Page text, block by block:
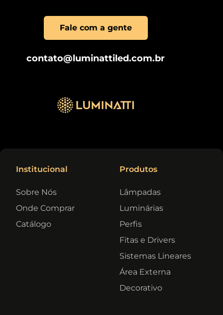
Fale com a gente
contato@luminattiled.com.br
Institucional
Sobre Nós
Onde Comprar
Catálogo
Produtos
Lâmpadas
Luminárias
Perfis
Fitas e Drivers
Sistemas Lineares
Área Externa
Decorativo